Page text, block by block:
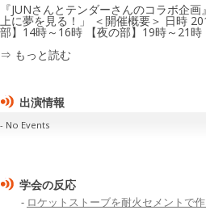
『JUNさんとテンダーさんのコラボ企
上に夢を見る！」 ＜開催概要＞ 日時
部】14時～16時 【夜の部】19時～21
⇒ もっと読む
出演情報
No Events
学会の反応
ロケットストーブを耐火セメントで作